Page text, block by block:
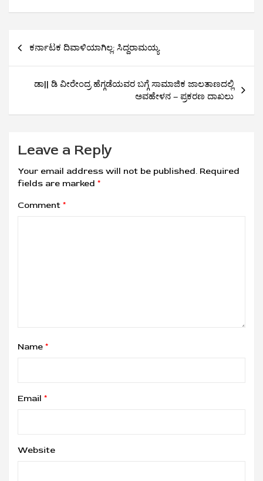
Post
navigation
ಕರ್ನಾಟಕ ದಿವಾಳಿಯಾಗಿಲ್ಲ: ಸಿದ್ದರಾಮಯ್ಯ
ಡಾ|| ಡಿ ವೀರೇಂದ್ರ ಹೆಗ್ಗಡೆಯವರ ಬಗ್ಗೆ ಸಾಮಾಜಿಕ ಜಾಲತಾಣದಲ್ಲಿ
ಅವಹೇಳನ – ಪ್ರಕರಣ ದಾಖಲು
Leave a Reply
Your email address will not be published. Required
fields are marked *
Comment *
Name *
Email *
Website